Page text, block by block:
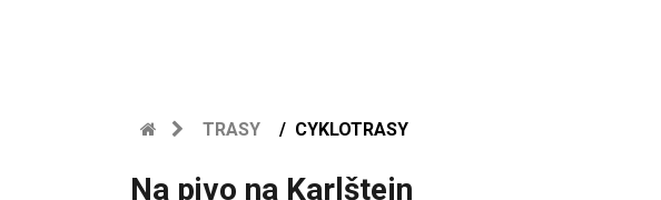
TRASY CYKLOTRASY
Na pivo na Karlštejn